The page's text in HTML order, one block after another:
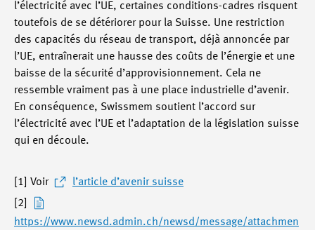
l’électricité avec l’UE, certaines conditions-cadres risquent
toutefois de se détériorer pour la Suisse. Une restriction
des capacités du réseau de transport, déjà annoncée par
l’UE, entraînerait une hausse des coûts de l’énergie et une
baisse de la sécurité d’approvisionnement. Cela ne
ressemble vraiment pas à une place industrielle d’avenir.
En conséquence, Swissmem soutient l’accord sur
l’électricité avec l’UE et l’adaptation de la législation suisse
qui en découle.
[1] Voir
l’article d’avenir suisse
[2]
https://www.newsd.admin.ch/newsd/message/attachmen